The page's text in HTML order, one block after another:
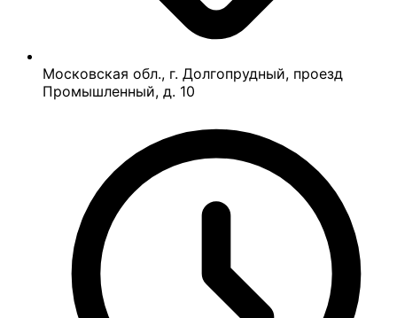
Московская обл., г. Долгопрудный, проезд
Промышленный, д. 10